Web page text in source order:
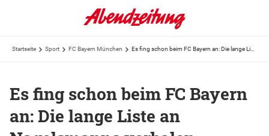
Startseite Sport FC Bayern München
Es fing schon beim FC Bayern
an: Die lange Liste an